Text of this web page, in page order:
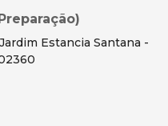
Estancia Santana -